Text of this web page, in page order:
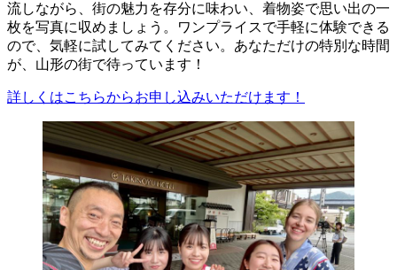
流しながら、街の魅力を存分に味わい、着物姿で思い出の一
枚を写真に収めましょう。ワンプライスで手軽に体験できる
ので、気軽に試してみてください。あなただけの特別な時間
が、山形の街で待っています！
詳しくはこちらからお申し込みいただけます！